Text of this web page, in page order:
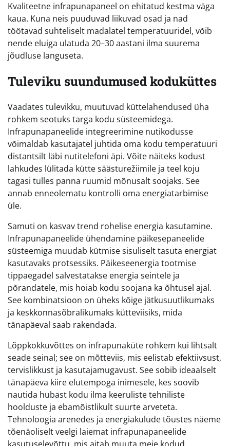
Kvaliteetne infrapunapaneel on ehitatud kestma väga
kaua. Kuna neis puuduvad liikuvad osad ja nad
töötavad suhteliselt madalatel temperatuuridel, võib
nende eluiga ulatuda 20–30 aastani ilma suurema
jõudluse languseta.
Tuleviku suundumused koduküttes
Vaadates tulevikku, muutuvad küttelahendused üha
rohkem seotuks targa kodu süsteemidega.
Infrapunapaneelide integreerimine nutikodusse
võimaldab kasutajatel juhtida oma kodu temperatuuri
distantsilt läbi nutitelefoni äpi. Võite näiteks kodust
lahkudes lülitada kütte säästurežiimile ja teel koju
tagasi tulles panna ruumid mõnusalt soojaks. See
annab enneolematu kontrolli oma energiatarbimise
üle.
Samuti on kasvav trend rohelise energia kasutamine.
Infrapunapaneelide ühendamine päikesepaneelide
süsteemiga muudab kütmise sisuliselt tasuta energiat
kasutavaks protsessiks. Päikeseenergia tootmise
tippaegadel salvestatakse energia seintele ja
põrandatele, mis hoiab kodu soojana ka õhtusel ajal.
See kombinatsioon on üheks kõige jätkusuutlikumaks
ja keskkonnasõbralikumaks kütteviisiks, mida
tänapäeval saab rakendada.
Lõppkokkuvõttes on infrapunaküte rohkem kui lihtsalt
seade seinal; see on mõtteviis, mis eelistab efektiivsust,
tervislikkust ja kasutajamugavust. See sobib ideaalselt
tänapäeva kiire elutempoga inimesele, kes soovib
nautida hubast kodu ilma keeruliste tehniliste
hoolduste ja ebamõistlikult suurte arveteta.
Tehnoloogia arenedes ja energiakulude tõustes näeme
tõenäoliselt veelgi laiemat infrapunapaneelide